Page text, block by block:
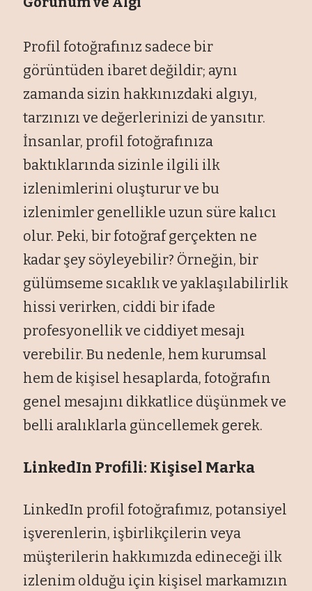
Profil fotoğrafınız sadece bir
görüntüden ibaret değildir; aynı
zamanda sizin hakkınızdaki algıyı,
tarzınızı ve değerlerinizi de yansıtır.
İnsanlar, profil fotoğrafınıza
baktıklarında sizinle ilgili ilk
izlenimlerini oluşturur ve bu
izlenimler genellikle uzun süre kalıcı
olur. Peki, bir fotoğraf gerçekten ne
kadar şey söyleyebilir? Örneğin, bir
gülümseme sıcaklık ve yaklaşılabilirlik
hissi verirken, ciddi bir ifade
profesyonellik ve ciddiyet mesajı
verebilir. Bu nedenle, hem kurumsal
hem de kişisel hesaplarda, fotoğrafın
genel mesajını dikkatlice düşünmek ve
belli aralıklarla güncellemek gerek.
LinkedIn Profili: Kişisel Marka
LinkedIn profil fotoğrafımız, potansiyel
işverenlerin, işbirlikçilerin veya
müşterilerin hakkımızda edineceği ilk
izlenim olduğu için kişisel markamızın